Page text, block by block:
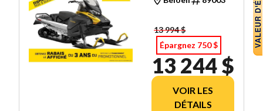
13 994 $
Épargnez 750 $
13 244 $
VOIR LES
DÉTAILS